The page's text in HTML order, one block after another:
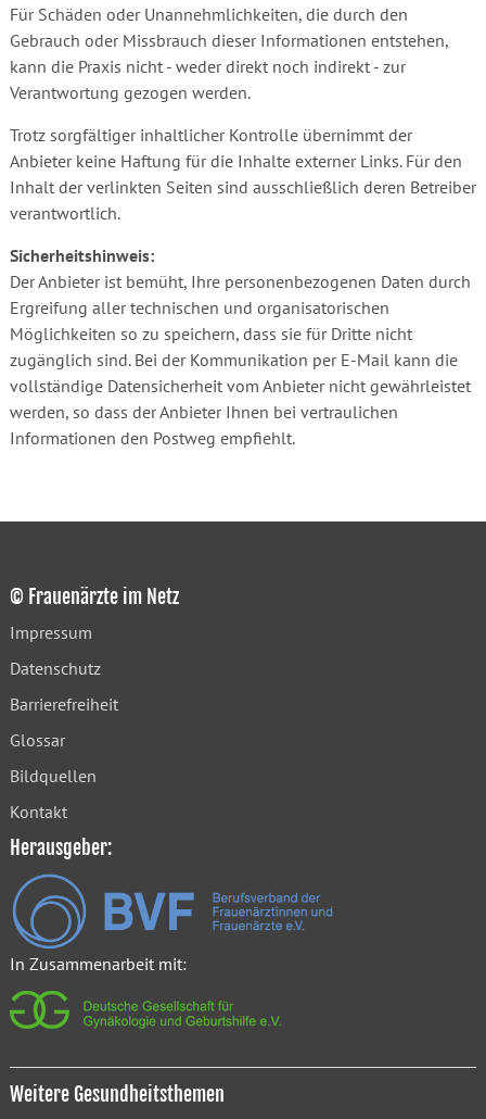
Für Schäden oder Unannehmlichkeiten, die durch den
Gebrauch oder Missbrauch dieser Informationen entstehen,
kann die Praxis nicht - weder direkt noch indirekt - zur
Verantwortung gezogen werden.
Trotz sorgfältiger inhaltlicher Kontrolle übernimmt der
Anbieter keine Haftung für die Inhalte externer Links. Für den
Inhalt der verlinkten Seiten sind ausschließlich deren Betreiber
verantwortlich.
Sicherheitshinweis:
Der Anbieter ist bemüht, Ihre personenbezogenen Daten durch
Ergreifung aller technischen und organisatorischen
Möglichkeiten so zu speichern, dass sie für Dritte nicht
zugänglich sind. Bei der Kommunikation per E-Mail kann die
vollständige Datensicherheit vom Anbieter nicht gewährleistet
werden, so dass der Anbieter Ihnen bei vertraulichen
Informationen den Postweg empfiehlt.
© Frauenärzte im Netz
Impressum
Datenschutz
Barrierefreiheit
Glossar
Bildquellen
Kontakt
Herausgeber:
In Zusammenarbeit mit:
Weitere Gesundheitsthemen